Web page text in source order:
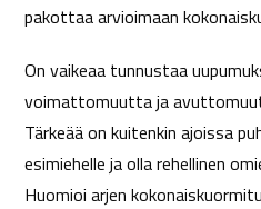
pakottaa arvioimaan
On vaikeaa tunnustaa
voimattomuutta ja
Tärkeää on kuitenkin ajoissa
esimiehelle ja olla rehellinen
Huomioi arjen